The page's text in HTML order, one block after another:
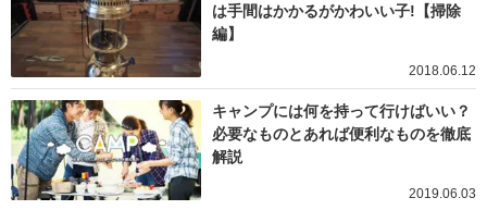
は手間はかかるがかわいい子!【掃除
編】
2018.06.12
キャンプには何を持って行けばいい？
必要なものとあれば便利なものを徹底
解説
2019.06.03